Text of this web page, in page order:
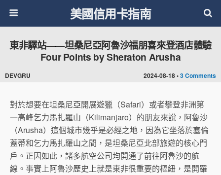
美國信用卡指南
2024-08-18 •3 Comments
東非驛站——坦桑尼亞阿魯沙福朋喜來登酒店體驗
Four Points by Sheraton Arusha
DEVGRU
對於想要在坦桑尼亞開展遊獵（Safari）或者攀登非洲第
一高峰乞力馬扎羅山（Kilimanjaro）的朋友來說，阿魯沙
（Arusha）這個城市幾乎是必經之地，因為它坐落於塞倫
蓋蒂和乞力馬扎羅山之間，是坦桑尼亞北部旅遊的核心門
戶。正因如此，諸多航空公司均開通了前往阿魯沙的航
線。事實上阿魯沙歷史上就是東非很重要的樞紐，是開羅